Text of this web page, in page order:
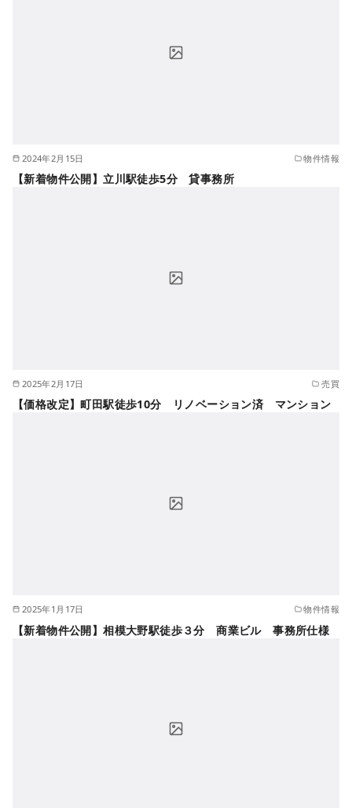
2024年2月15日 物件情報
【新着物件公開】立川駅徒歩5分 貸事務所
2025年2月17日 売買
【価格改定】町田駅徒歩10分 リノベーション済 マンション
2025年1月17日 物件情報
【新着物件公開】相模大野駅徒歩３分 商業ビル 事務所仕様